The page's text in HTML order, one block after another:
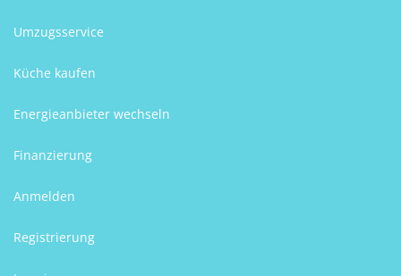
Umzugsservice
Küche kaufen
Energieanbieter wechseln
Finanzierung
Anmelden
Registrierung